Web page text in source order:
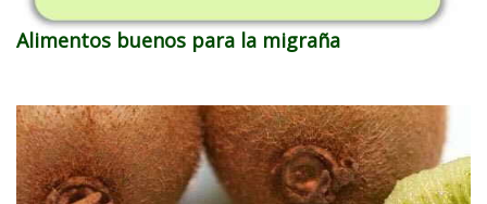
Alimentos buenos para la migraña